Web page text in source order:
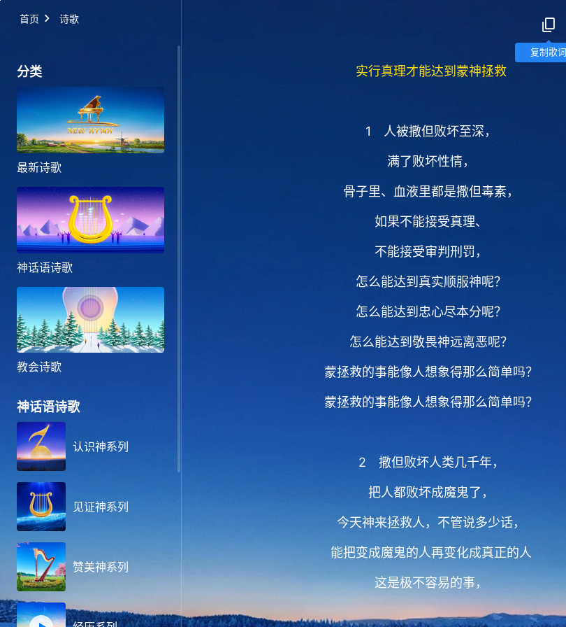
首页 诗歌
复制歌词
分类
最新诗歌
神话语诗歌
教会诗歌
神话语诗歌
认识神系列
见证神系列
赞美神系列
实行真理才能达到蒙神拯救
1 人被撒但败坏至深，
满了败坏性情，
骨子里、血液里都是撒但毒素，
如果不能接受真理、
不能接受审判刑罚，
怎么能达到真实顺服神呢？
怎么能达到忠心尽本分呢？
怎么能达到敬畏神远离恶呢？
蒙拯救的事能像人想象得那么简单吗？
蒙拯救的事能像人想象得那么简单吗？
2 撒但败坏人类几千年，
把人都败坏成魔鬼了，
今天神来拯救人，不管说多少话，
能把变成魔鬼的人再变化成真正的人
这是极不容易的事，
极不容易的事，